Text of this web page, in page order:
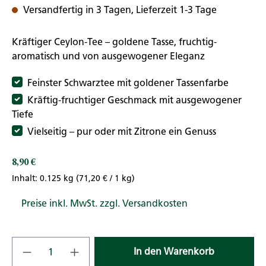
Versandfertig in 3 Tagen, Lieferzeit 1-3 Tage
Kräftiger Ceylon-Tee – goldene Tasse, fruchtig-
aromatisch und von ausgewogener Eleganz
Feinster Schwarztee mit goldener Tassenfarbe
Kräftig-fruchtiger Geschmack mit ausgewogener
Tiefe
Vielseitig – pur oder mit Zitrone ein Genuss
Regulärer Preis:
8,90 €
Inhalt: 0.125 kg (71,20 € / 1 kg)
Preise inkl. MwSt. zzgl. Versandkosten
Produkt Anzahl: Gib den gewünschten
In den Warenkorb